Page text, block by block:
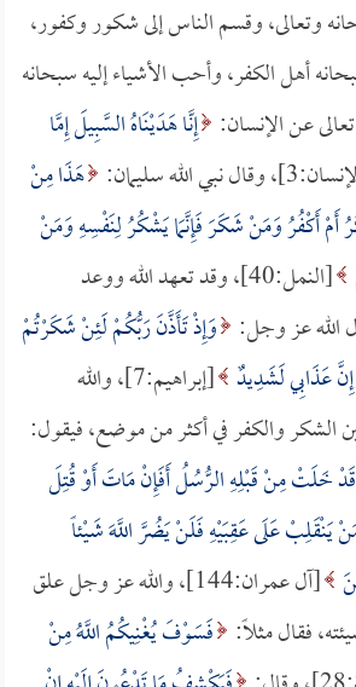
وتعالى، وقسم الناس إلى شكور وكفور،
أهل الكفر، وأحب الأشياء إليه سبحانه
عن الإنسان: إِنَّا هَدَيْنَاهُ السَّبِيلَ إِمَّا
وقال نبي الله سليمان:
هَذَا مِنْ
أَمْ أَكْفُرُ وَمَنْ شَكَرَ فَإِنَّمَا يَشْكُرُ لِنَفْسِهِ وَمَنْ
[النمل:40]، وقد تعهد الله ووعد
الله عز وجل: وَإِذْ تَأَذَّنَ رَبُّكُمْ لَئِنْ شَكَرْتُمْ
عَذَابِي لَشَدِيدٌ
[إبراهيم:7]، والله
الشكر والكفر في أكثر من موضع، فيقول:
خَلَتْ مِنْ قَبْلِهِ الرُّسُلُ أَفَإِنْ مَاتَ أَوْ قُتِلَ
يَنْقَلِبْ عَلَى عَقِبَيْهِ فَلَنْ يَضُرَّ اللَّهَ شَيْئاً
[آل عمران:144]، والله عز وجل علق
فقال مثلاً: فَسَوْفَ يُغْنِيكُمُ اللَّهُ مِنْ